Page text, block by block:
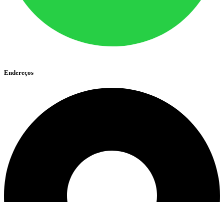
Endereços